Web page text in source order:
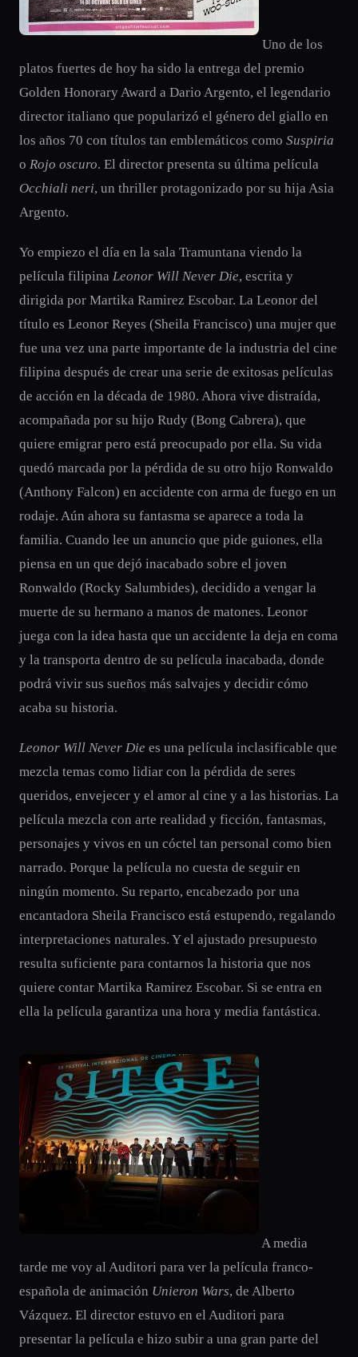
Uno de los
platos fuertes de hoy ha sido la entrega del premio
Golden Honorary Award a Dario Argento, el legendario
director italiano que popularizó el género del giallo en
los años 70 con títulos tan emblemáticos como Suspiria
o Rojo oscuro. El director presenta su última película
Occhiali neri, un thriller protagonizado por su hija Asia
Argento.
Yo empiezo el día en la sala Tramuntana viendo la
película filipina Leonor Will Never Die, escrita y
dirigida por Martika Ramirez Escobar. La Leonor del
título es Leonor Reyes (Sheila Francisco) una mujer que
fue una vez una parte importante de la industria del cine
filipina después de crear una serie de exitosas películas
de acción en la década de 1980. Ahora vive distraída,
acompañada por su hijo Rudy (Bong Cabrera), que
quiere emigrar pero está preocupado por ella. Su vida
quedó marcada por la pérdida de su otro hijo Ronwaldo
(Anthony Falcon) en accidente con arma de fuego en un
rodaje. Aún ahora su fantasma se aparece a toda la
familia. Cuando lee un anuncio que pide guiones, ella
piensa en un que dejó inacabado sobre el joven
Ronwaldo (Rocky Salumbides), decidido a vengar la
muerte de su hermano a manos de matones. Leonor
juega con la idea hasta que un accidente la deja en coma
y la transporta dentro de su película inacabada, donde
podrá vivir sus sueños más salvajes y decidir cómo
acaba su historia.
Leonor Will Never Die es una película inclasificable que
mezcla temas como lidiar con la pérdida de seres
queridos, envejecer y el amor al cine y a las historias. La
película mezcla con arte realidad y ficción, fantasmas,
personajes y vivos en un cóctel tan personal como bien
narrado. Porque la película no cuesta de seguir en
ningún momento. Su reparto, encabezado por una
encantadora Sheila Francisco está estupendo, regalando
interpretaciones naturales. Y el ajustado presupuesto
resulta suficiente para contarnos la historia que nos
quiere contar Martika Ramirez Escobar. Si se entra en
ella la película garantiza una hora y media fantástica.
A media
tarde me voy al Auditori para ver la película franco-
española de animación Unieron Wars, de Alberto
Vázquez. El director estuvo en el Auditori para
presentar la película e hizo subir a una gran parte del